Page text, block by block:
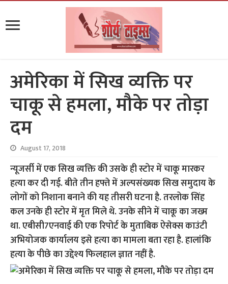
अमेरिका में सिख व्यक्ति पर
चाकू से हमला, मौके पर तोड़ा
दम
August 17, 2018
न्यूजर्सी में एक सिख व्यक्ति की उसके ही स्टोर में चाकू मारकर
हत्या कर दी गई. बीते तीन हफ्ते में अल्पसंख्यक सिख समुदाय के
लोगों को निशाना बनाने की यह तीसरी घटना है. तरलोक सिंह
कल उनके ही स्टोर में मृत मिले थे. उनके सीने में चाकू का जख्म
था. एबीसी7एनवाई की एक रिपोर्ट के मुताबिक ऐसेक्स काउंटी
अभियोजक कार्यालय इसे हत्या का मामला बता रहा है. हालांकि
हत्या के पीछे का उद्देश्य फिलहाल ज्ञात नहीं है.